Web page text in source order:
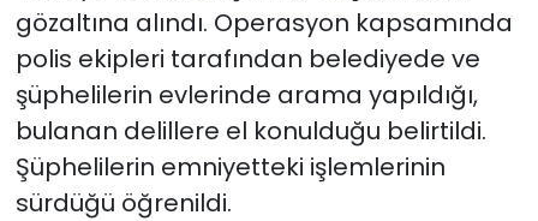
gözaltına alındı. Operasyon kapsamında
polis ekipleri tarafından belediyede ve
şüphelilerin evlerinde arama yapıldığı,
bulanan delillere el konulduğu belirtildi.
Şüphelilerin emniyetteki işlemlerinin
sürdüğü öğrenildi.